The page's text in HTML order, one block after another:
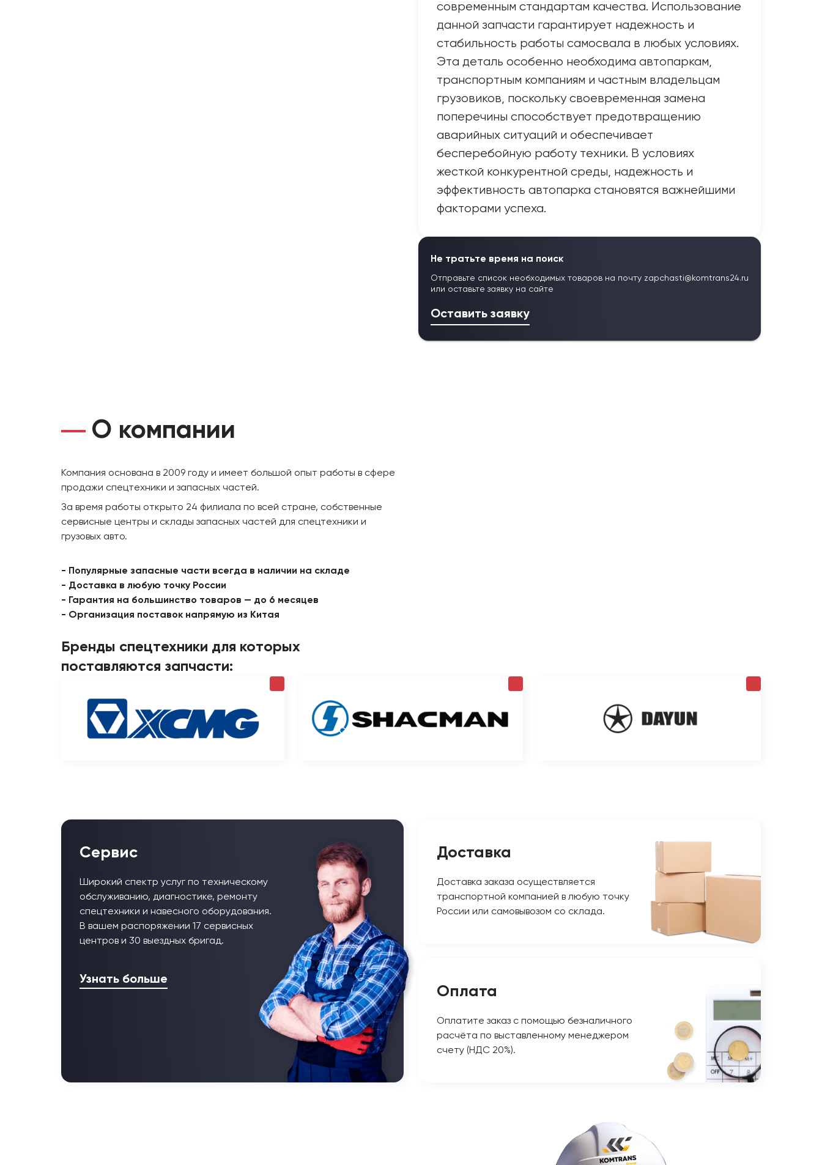
современным стандартам качества. Использование
данной запчасти гарантирует надежность и
стабильность работы самосвала в любых условиях.
Эта деталь особенно необходима автопаркам,
транспортным компаниям и частным владельцам
грузовиков, поскольку своевременная замена
поперечины способствует предотвращению
аварийных ситуаций и обеспечивает
бесперебойную работу техники. В условиях
жесткой конкурентной среды, надежность и
эффективность автопарка становятся важнейшими
факторами успеха.
Не тратьте время на поиск
Отправьте список необходимых товаров на почту zapchasti@komtrans24.ru
или оставьте заявку на сайте
Оставить заявку
О компании
Компания основана в 2009 году и имеет большой опыт работы в сфере
продажи спецтехники и запасных частей.
За время работы открыто 24 филиала по всей стране, собственные
сервисные центры и склады запасных частей для спецтехники и
грузовых авто.
- Популярные запасные части всегда в наличии на складе
- Доставка в любую точку России
- Гарантия на большинство товаров — до 6 месяцев
- Организация поставок напрямую из Китая
Бренды спецтехники для которых
поставляются запчасти:
Сервис
Широкий спектр услуг по техническому
обслуживанию, диагностике, ремонту
спецтехники и навесного оборудования.
В вашем распоряжении 17 сервисных
центров и 30 выездных бригад.
Узнать больше
Доставка
Доставка заказа осуществляется
транспортной компанией в любую точку
России или самовывозом со склада.
Оплата
Оплатите заказ с помощью безналичного
расчёта по выставленному менеджером
счету (НДС 20%).